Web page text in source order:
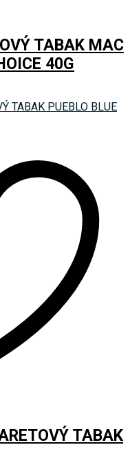
TABAK MAC
40G
TABAK